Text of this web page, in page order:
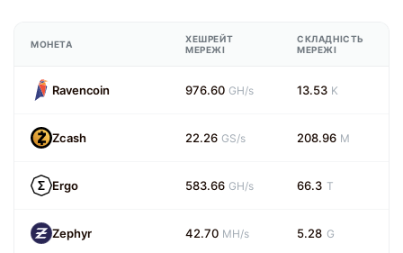
МОНЕТА
ХЕШРЕЙТ
МЕРЕЖІ
СКЛАДНІСТЬ
МЕРЕЖІ
Ravencoin 976.60 GH/s 13.53 K
Zcash 22.26 GS/s 208.96 M
Ergo 583.66 GH/s 66.3 T
Zephyr 42.70 MH/s 5.28 G